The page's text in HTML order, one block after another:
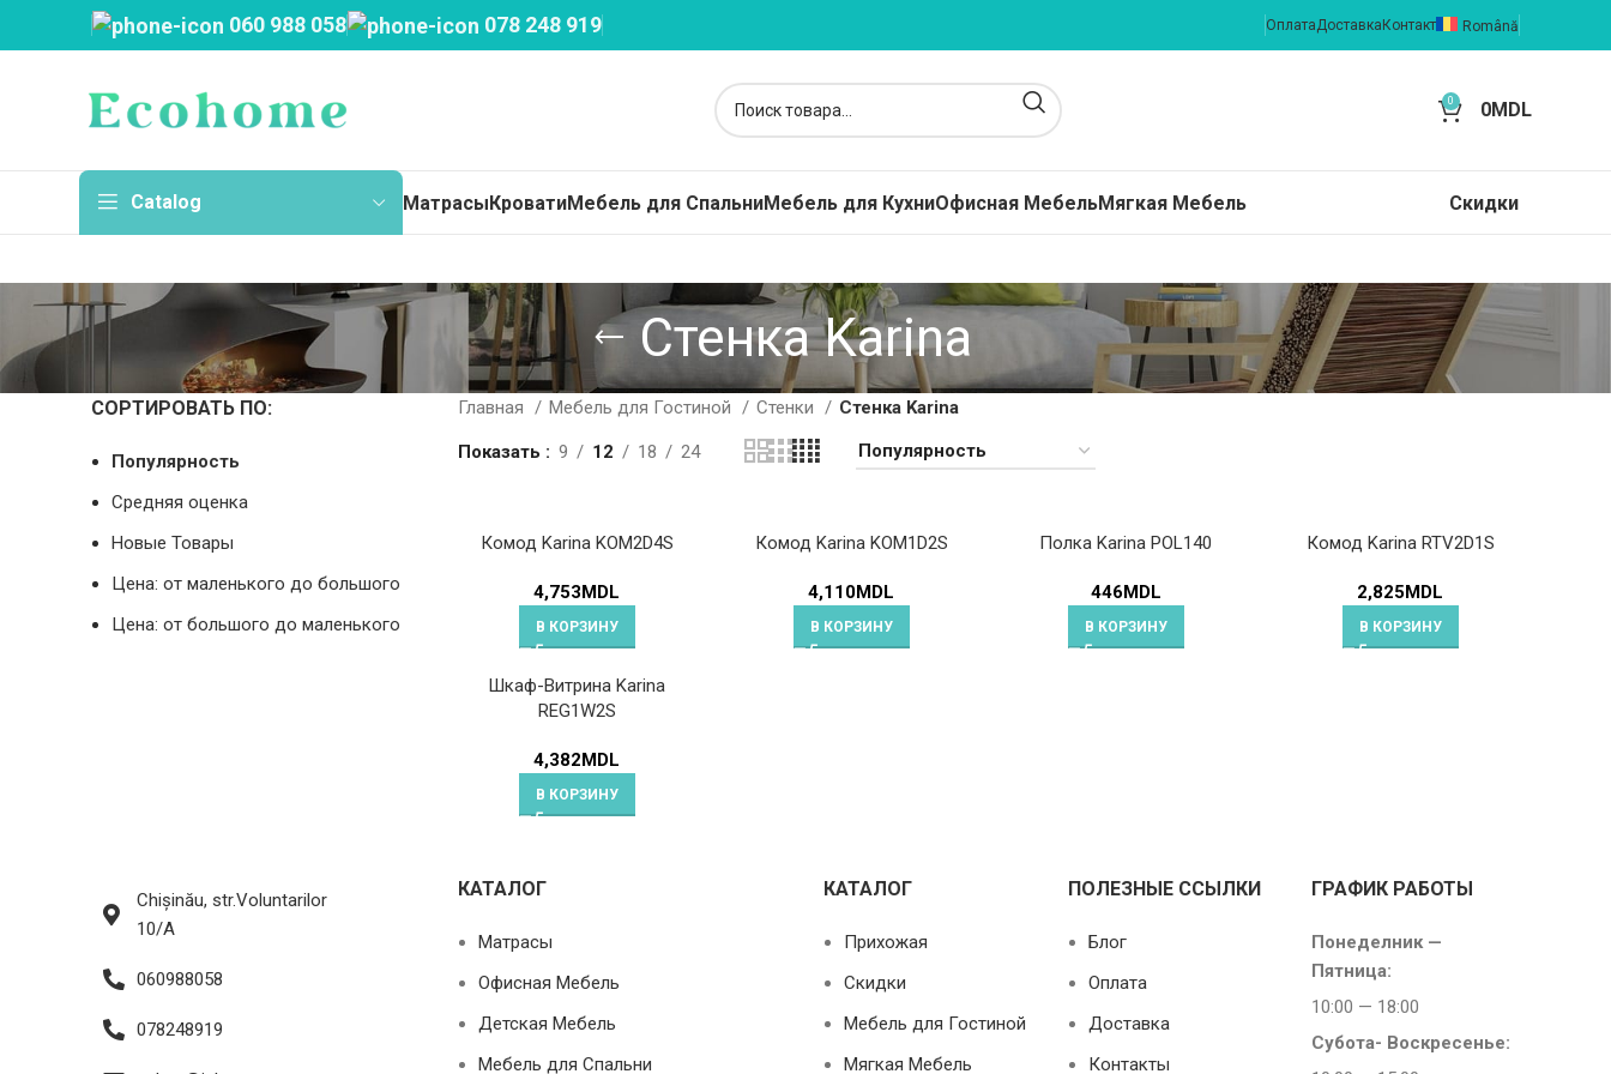
060 988 058 078 248 919 ОплатаДоставка Контакт Română
0 0MDL
Catalog
Матрасы
Тонкие Матрасы - Топперы
Пружинные
МатрасыКроватиМебель для СпальниМебель для КухниОфисная МебельМягкая Мебель Скидки
Стенка Karina
СОРТИРОВАТЬ ПО:
Популярность
Средняя оценка
Новые Товары
Цена: от маленького до большого
Цена: от большого до маленького
Главная Мебель для Гостиной Стенки Стенка Karina
Показать 9 12 18 24
Комод Karina KOM2D4S
4,753MDL
В КОРЗИНУ
Комод Karina KOM1D2S
4,110MDL
В КОРЗИНУ
Полка Karina POL140
446MDL
В КОРЗИНУ
Комод Karina RTV2D1S
2,825MDL
В КОРЗИНУ
Шкаф-Витрина Karina
REG1W2S
4,382MDL
В КОРЗИНУ
Chișinău, str.Voluntarilor
10/A
060988058
078248919
КАТАЛОГ
Матрасы
Офисная Мебель
Детская Мебель
Мебель для Спальни
КАТАЛОГ
Прихожая
Скидки
Мебель для Гостиной
Мягкая Мебель
ПОЛЕЗНЫЕ ССЫЛКИ
Блог
Оплата
Доставка
Контакты
ГРАФИК РАБОТЫ
Понеделник —
Пятница:
10:00 — 18:00
Субота- Воскресенье: